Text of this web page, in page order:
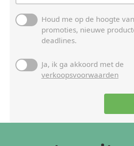
Houd me op de hoogte
promoties, nieuwe
deadlines.
Ja, ik ga akkoord met de
verkoopsvoorwaarden